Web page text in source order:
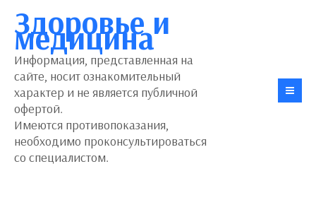
Здоровье и
медицина
Информация, представленная на
сайте, носит ознакомительный
характер и не является публичной
офертой.
Имеются противопоказания,
необходимо проконсультироваться
со специалистом.